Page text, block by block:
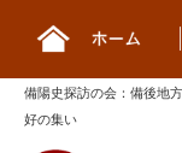
備陽史探訪の会 ： 備後地
好の集い